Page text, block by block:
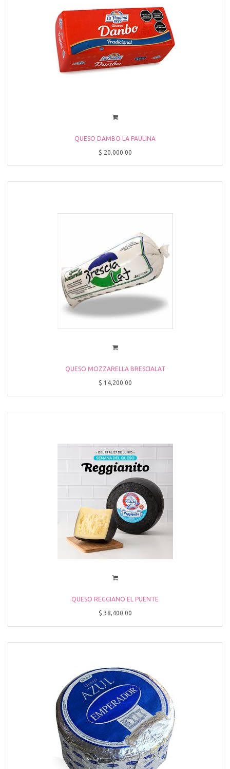
QUESO DAMBO LA PAULINA
$ 20,000.00
QUESO MOZZARELLA BRESCIALAT
$ 14,200.00
QUESO REGGIANO EL PUENTE
$ 38,400.00